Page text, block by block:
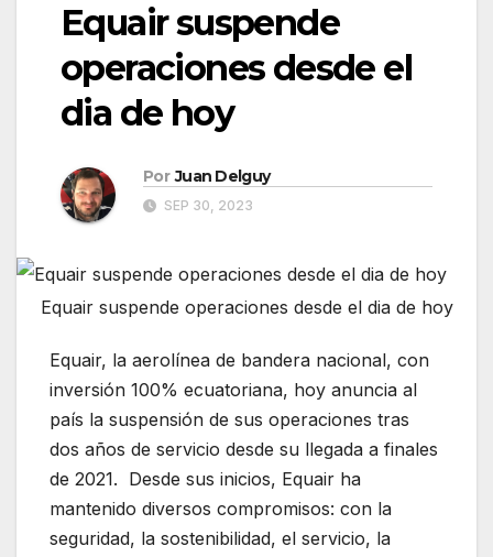
Equair suspende
operaciones desde el
dia de hoy
Por Juan Delguy
SEP 30, 2023
Equair suspende operaciones desde el dia de hoy
Equair, la aerolínea de bandera nacional, con
inversión 100% ecuatoriana, hoy anuncia al
país la suspensión de sus operaciones tras
dos años de servicio desde su llegada a finales
de 2021. Desde sus inicios, Equair ha
mantenido diversos compromisos: con la
seguridad, la sostenibilidad, el servicio, la